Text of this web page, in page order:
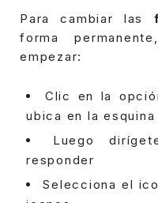
Para cambiar las
forma
empezar:
Clic en la
ubica en la
Luego
responder
Selecciona el